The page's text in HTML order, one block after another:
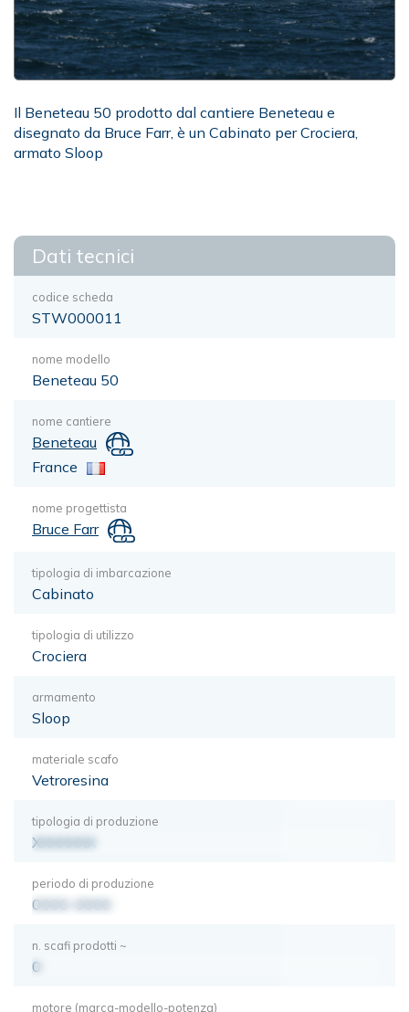
Il Beneteau 50 prodotto dal cantiere Beneteau e
disegnato da Bruce Farr, è un Cabinato per Crociera,
armato Sloop
Dati tecnici
codice scheda
STW000011
nome modello
Beneteau 50
nome cantiere
Beneteau
France
nome progettista
Bruce Farr
tipologia di imbarcazione
Cabinato
tipologia di utilizzo
Crociera
armamento
Sloop
materiale scafo
Vetroresina
tipologia di produzione
XXXXXXX
periodo di produzione
0000-0000
n. scafi prodotti ~
0
motore (marca-modello-potenza)